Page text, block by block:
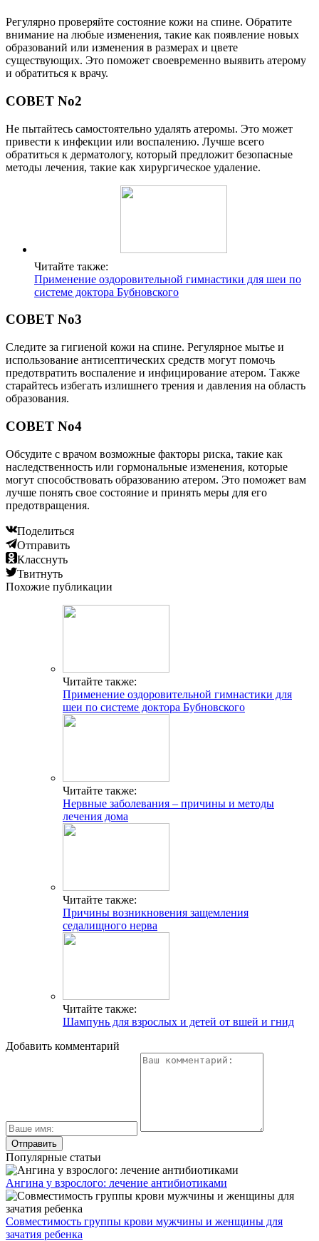
Регулярно проверяйте состояние кожи на спине. Обратите
внимание на любые изменения, такие как появление новых
образований или изменения в размерах и цвете
существующих. Это поможет своевременно выявить атерому
и обратиться к врачу.
СОВЕТ No2
Не пытайтесь самостоятельно удалять атеромы. Это может
привести к инфекции или воспалению. Лучше всего
обратиться к дерматологу, который предложит безопасные
методы лечения, такие как хирургическое удаление.
Читайте также:
Применение оздоровительной гимнастики для шеи по
системе доктора Бубновского
СОВЕТ No3
Следите за гигиеной кожи на спине. Регулярное мытье и
использование антисептических средств могут помочь
предотвратить воспаление и инфицирование атером. Также
старайтесь избегать излишнего трения и давления на область
образования.
СОВЕТ No4
Обсудите с врачом возможные факторы риска, такие как
наследственность или гормональные изменения, которые
могут способствовать образованию атером. Это поможет вам
лучше понять свое состояние и принять меры для его
предотвращения.
Поделиться
Отправить
Класснуть
Твитнуть
Похожие публикации
Читайте также:
Применение оздоровительной гимнастики для
шеи по системе доктора Бубновского
Читайте также:
Нервные заболевания – причины и методы
лечения дома
Читайте также:
Причины возникновения защемления
седалищного нерва
Читайте также:
Шампунь для взрослых и детей от вшей и гнид
Добавить комментарий
Популярные статьи
Ангина у взрослого: лечение антибиотиками
Совместимость группы крови мужчины и женщины для
зачатия ребенка